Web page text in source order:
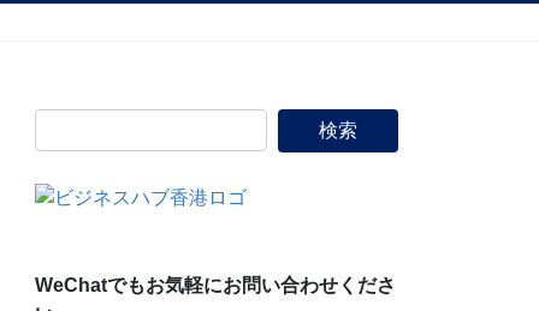
WeChatでもお気軽にお問い合わせくださ